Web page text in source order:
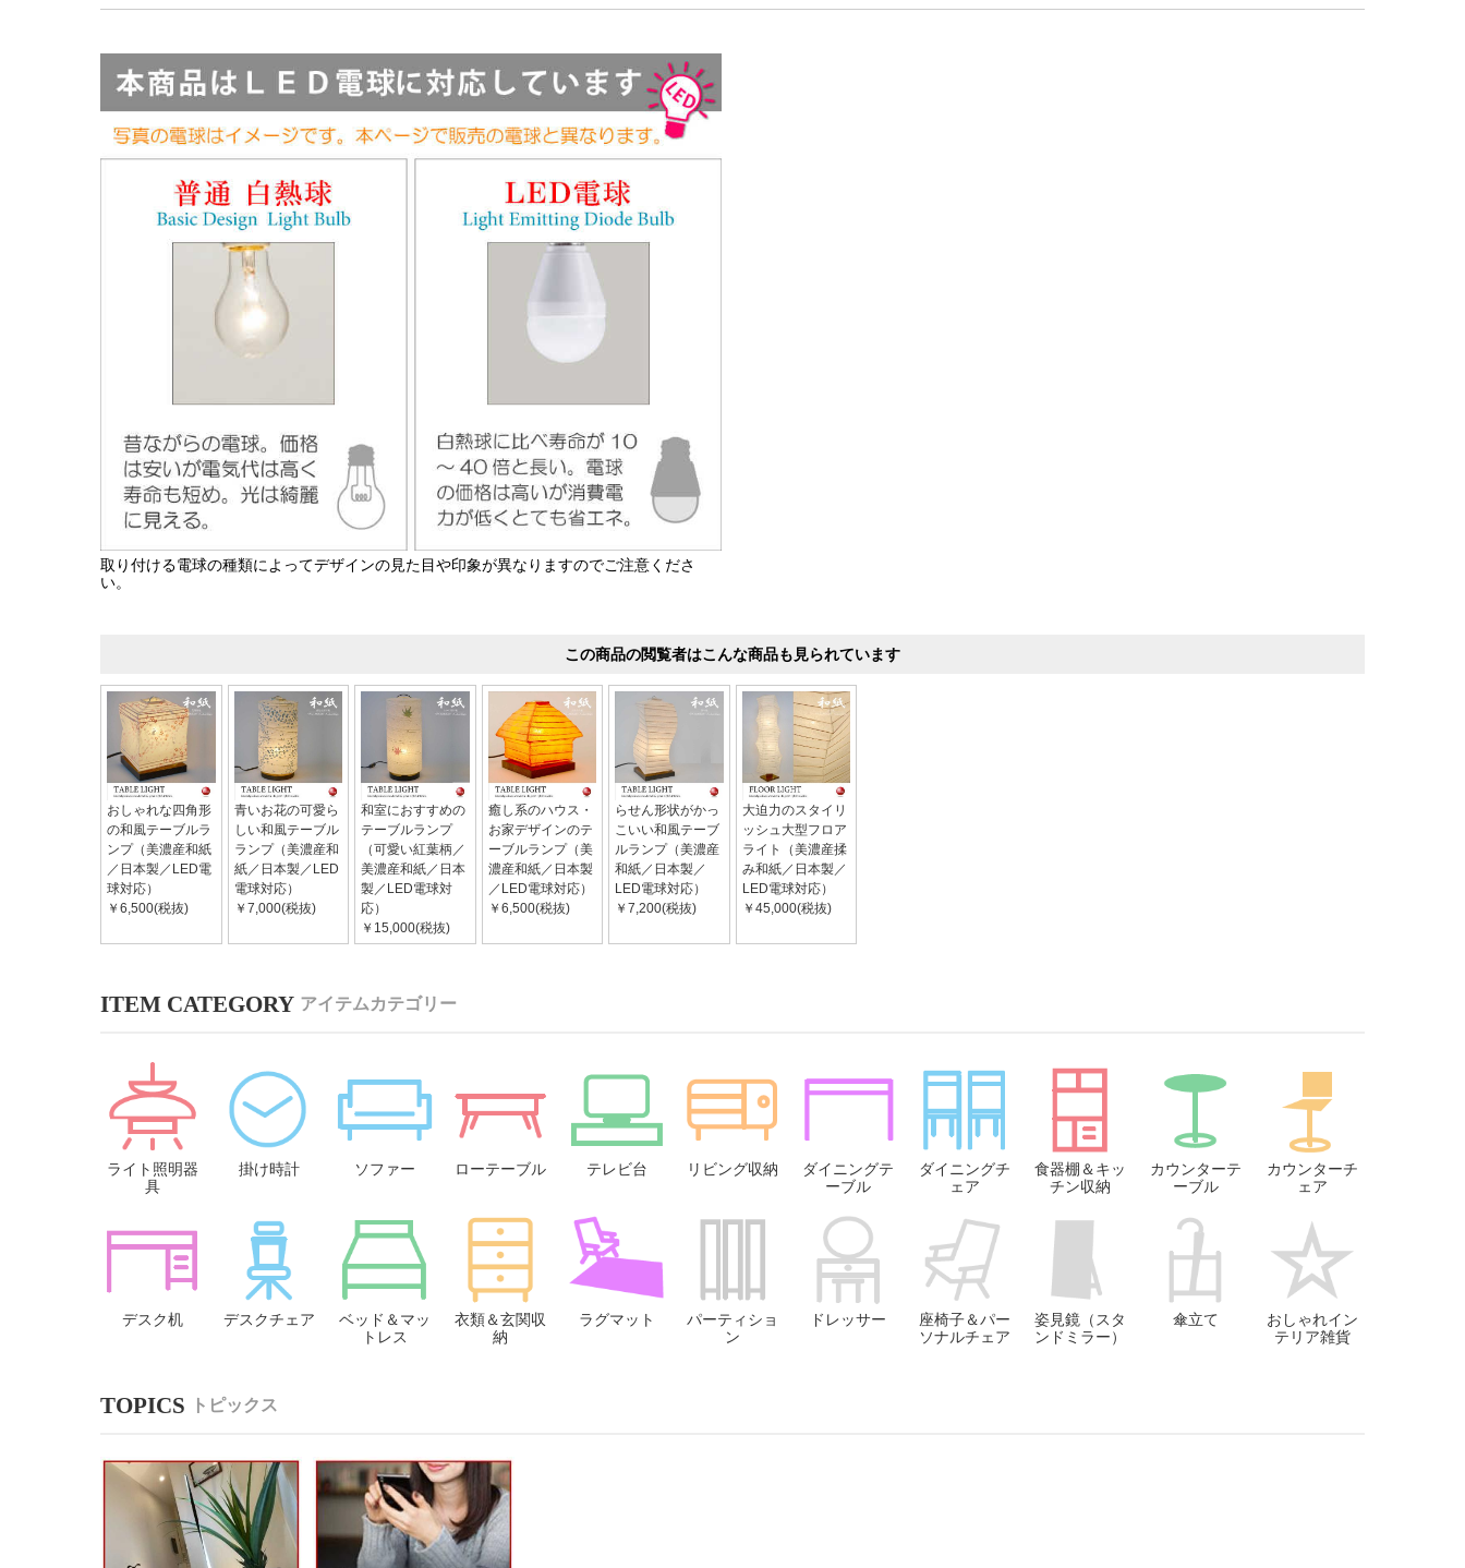
取り付ける電球の種類によってデザインの見た目や印象が異なりますのでご注意くださ
い。
この商品の閲覧者はこんな商品も見られています
おしゃれな四角形
の和風テーブルラ
ンプ（美濃産和紙
／日本製／LED電
球対応）
￥6,500(税抜)
青いお花の可愛ら
しい和風テーブル
ランプ（美濃産和
紙／日本製／LED
電球対応）
￥7,000(税抜)
和室におすすめの
テーブルランプ
（可愛い紅葉柄／
美濃産和紙／日本
製／LED電球対
応）
￥15,000(税抜)
癒し系のハウス・
お家デザインのテ
ーブルランプ（美
濃産和紙／日本製
／LED電球対応）
￥6,500(税抜)
らせん形状がかっ
こいい和風テーブ
ルランプ（美濃産
和紙／日本製／
LED電球対応）
￥7,200(税抜)
大迫力のスタイリ
ッシュ大型フロア
ライト（美濃産揉
み和紙／日本製／
LED電球対応）
￥45,000(税抜)
アイテムカテゴリー
ライト照明器
具
掛け時計 ソファー ローテーブル テレビ台 リビング収納
ダイニングテ
ーブル
ダイニングチ
ェア
食器棚＆キッ
チン収納
カウンターテ
ーブル
カウンターチ
ェア
デスク机 デスクチェア
ベッド＆マッ
トレス
衣類＆玄関収
納
ラグマット
パーティショ
ン
ドレッサー
座椅子＆パー
ソナルチェア
姿見鏡（スタ
ンドミラー）
傘立て
おしゃれイン
テリア雑貨
トピックス